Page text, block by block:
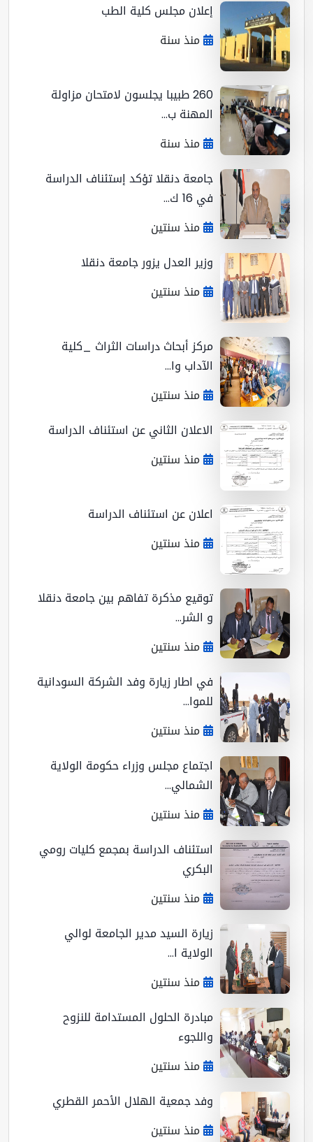
إعلان مجلس كلية الطب
منذ سنة
260 طبيبا يجلسون لامتحان مزاولة
المهنة ب...
منذ سنة
جامعة دنقلا تؤكد إستئناف الدراسة
في 16 ك...
منذ سنتين
وزير العدل يزور جامعة دنقلا
منذ سنتين
مركز أبحاث دراسات الثراث _كلية
الآداب وا...
منذ سنتين
الاعلان الثاني عن استئناف الدراسة
منذ سنتين
اعلان عن استئناف الدراسة
منذ سنتين
توقيع مذكرة تفاهم بين جامعة دنقلا
و الشر...
منذ سنتين
في اطار زيارة وفد الشركة السودانية
للموا...
منذ سنتين
اجتماع مجلس وزراء حكومة الولاية
الشمالي...
منذ سنتين
استئناف الدراسة بمجمع كليات رومي
البكري
منذ سنتين
زيارة السيد مدير الجامعة لوالي
الولاية ا...
منذ سنتين
مبادرة الحلول المستدامة للنزوح
واللجوء
منذ سنتين
وفد جمعية الهلال الأحمر القطري
منذ سنتين